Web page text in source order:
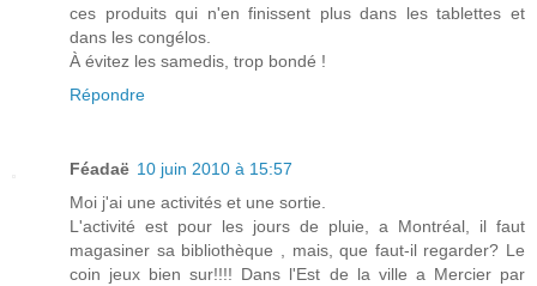
ces produits qui n'en finissent plus dans les tablettes et
dans les congélos.
À évitez les samedis, trop bondé !
Répondre
Féadaë 10 juin 2010 à 15:57
Moi j'ai une activités et une sortie.
L'activité est pour les jours de pluie, a Montréal, il faut
magasiner sa bibliothèque , mais, que faut-il regarder? Le
coin jeux bien sur!!!! Dans l'Est de la ville a Mercier par